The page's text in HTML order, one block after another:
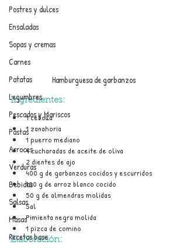
Postres y dulces
Ensaladas
Sopas y cremas
Carnes
Patatas
Legumbres
Pescados y Mariscos
Pastas
Arroces
Verduras
Bebidas
Salsas
Masas
Recetas base
Hamburguesa de garbanzos
Ingredientes:
1 cebolla
1 zanahoria
1 puerro mediano
4 cucharadas de aceite de oliva
2 dientes de ajo
400 g de garbanzos cocidos y escurridos
100 g de arroz blanco cocido
50 g de almendras molidas
Sal
Pimienta negra molida
1 pizca de comino
Elaboración: